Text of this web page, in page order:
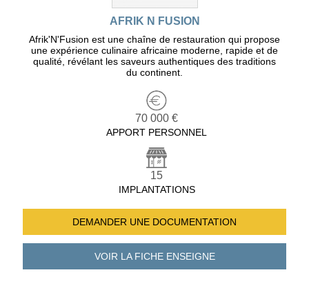
AFRIK N FUSION
Afrik'N'Fusion est une chaîne de restauration qui propose
une expérience culinaire africaine moderne, rapide et de
qualité, révélant les saveurs authentiques des traditions
du continent.
70 000 €
APPORT PERSONNEL
15
IMPLANTATIONS
DEMANDER UNE DOCUMENTATION
VOIR LA FICHEENSEIGNE